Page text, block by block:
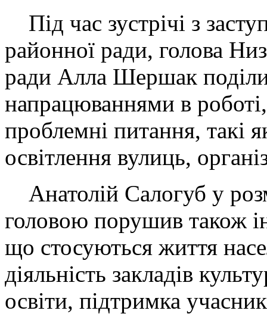
Під час зустрічі з
районної ради, голова
ради Алла Шершак
напрацюваннями в
проблемні питання, такі
освітлення вулиць,
Анатолій Салогуб у
головою порушив також
що стосуються життя
діяльність закладів
освіти, підтримка